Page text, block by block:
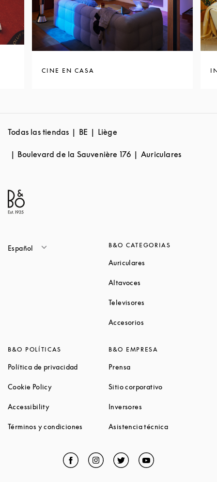
CINE EN CASA
Todas las tiendas BE Liège
Boulevard de la Sauvenière 176 Auriculares
Español B&O CATEGORIAS
Auriculares
Altavoces
Televisores
Accesorios
B&O POLÍTICAS
Política de privacidadLink Opens in New Tab
Cookie PolicyLink Opens in New Tab
AccessibilityLink Opens in New Tab
Términos y condiciones Link Opens in New Tab
B&O EMPRESA
PrensaLink Opens in New Tab
Sitio corporativoLink Opens in
Inversores
Asistencia técnicaLink Opens in
Facebook
Link Opens in New Tab
Instagram
Link Opens in New Tab
TwitterLink Opens in New Tab
YouTubeLink Opens in